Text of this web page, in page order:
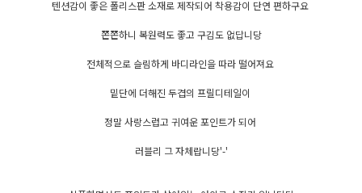
텐션감이 좋은 폴리스판 소재로 제작되어 착용감이 단연 편하구요
쫀쫀하니 복원력도 좋고 구김도 없답니당
전체적으로 슬림하게 바디라인을 따라 떨어져요
밑단에 더해진 두겹의 프릴디테일이
정말 사랑스럽고 귀여운 포인트가 되어
러블리 그 자체랍니당'-'